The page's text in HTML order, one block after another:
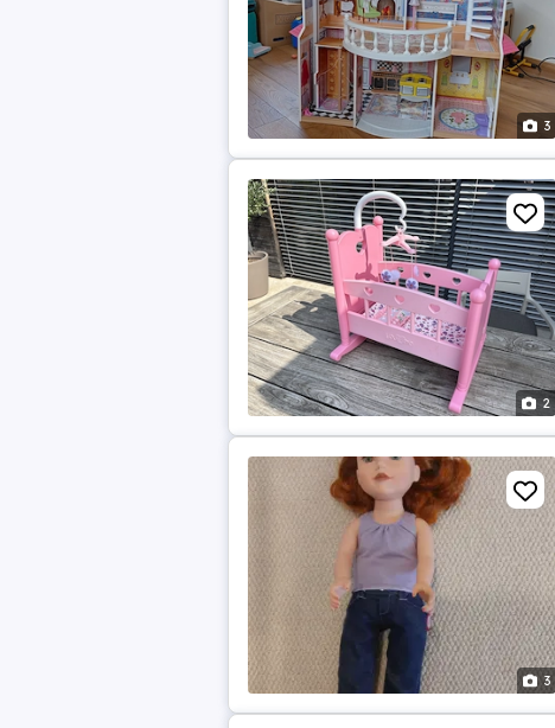
3
2
3